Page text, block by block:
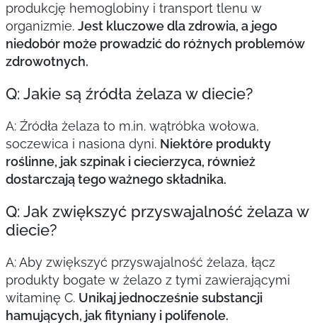
produkcję hemoglobiny i transport tlenu w
organizmie. Jest kluczowe dla zdrowia, a jego
niedobór może prowadzić do różnych problemów
zdrowotnych.
Q: Jakie są źródła żelaza w diecie?
A: Źródła żelaza to m.in. wątróbka wołowa,
soczewica i nasiona dyni. Niektóre produkty
roślinne, jak szpinak i ciecierzyca, również
dostarczają tego ważnego składnika.
Q: Jak zwiększyć przyswajalność żelaza w
diecie?
A: Aby zwiększyć przyswajalność żelaza, łącz
produkty bogate w żelazo z tymi zawierającymi
witaminę C. Unikaj jednocześnie substancji
hamujących, jak fityniany i polifenole.